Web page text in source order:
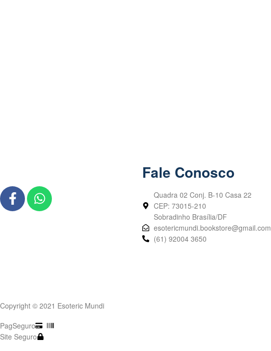
Fale Conosco
Quadra 02 Conj. B-10 Casa 22
CEP: 73015-210
Sobradinho Brasília/DF
esotericmundi.bookstore@gmail.com
(61) 92004 3650
Copyright © 2021 Esoteric Mundi
PagSeguro
Site Seguro